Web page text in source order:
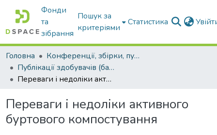
Фонди
та
зібрання
Пошук за
критеріями
Статистика
Головна
Конференції, збірки, публікації молодих вчених і здобувачів : магістрів, бакалаврів, аспірантів.
Публікації здобувачів (бакалаврів. магістрів, аспірантів)
Переваги і недоліки активного буртового компостування
Переваги і недоліки активного
буртового компостування